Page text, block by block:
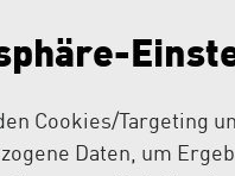
Cookies/Targeting
Daten, um
Referenzen